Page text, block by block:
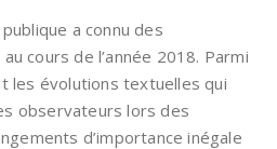
a connu des
cours de l’année 2018. Parmi
les évolutions textuelles qui
observateurs lors des
d’importance inégale